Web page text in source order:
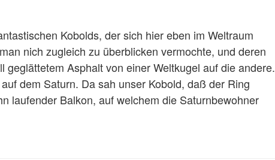
Kobolds, der sich hier eben im Weltraum
nich zugleich zu überblicken vermochte, und deren
Asphalt von einer Weltkugel auf die andere.
dem Saturn. Da sah unser Kobold, daß der Ring
laufender Balkon, auf welchem die Saturnbewohner